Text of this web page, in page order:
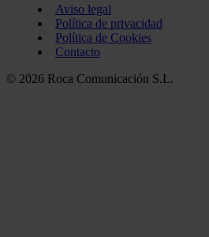
Aviso legal
Política de privacidad
Política de Cookies
Contacto
© 2026 Roca Comunicación S.L.